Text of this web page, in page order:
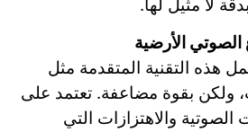
لا مثيل لها.
الصوتي الأرضية
هذه التقنية المتقدمة مثل
ولكن بقوة مضاعفة. تعتمد على
الصوتية والاهتزازات التي